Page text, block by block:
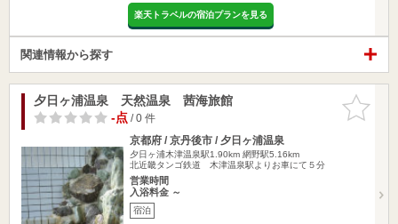
楽天トラベルの宿泊プランを見る
関連情報から探す
お気に入
りに追加
夕日ヶ浦温泉 天然温泉 茜海旅館
-点/ 0 件
京都府 / 京丹後市 / 夕日ヶ浦温泉
夕日ヶ浦木津温泉駅1.90km 網野駅5.16km
北近畿タンゴ鉄道 木津温泉駅よりお車にて５分
営業時間
入浴料金 ～
宿泊